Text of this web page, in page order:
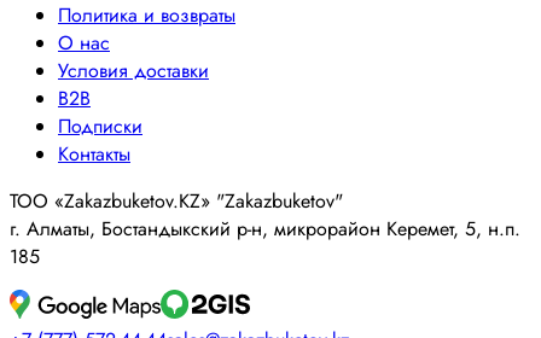
Политика и возвраты
О нас
Условия доставки
B2B
Подписки
Контакты
ТОО «Zakazbuketov.KZ» "Zakazbuketov"
г. Алматы, Бостандыкский р-н, микрорайон Керемет, 5, н.п.
185